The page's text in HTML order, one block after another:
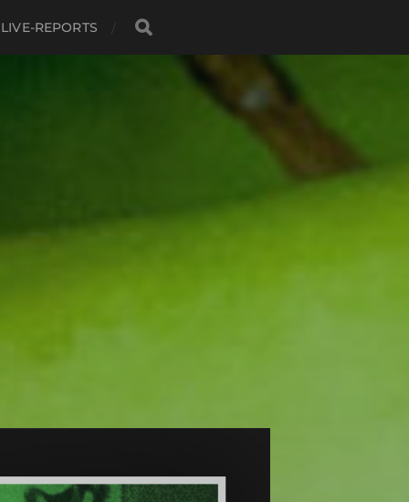
LIVE-REPORTS